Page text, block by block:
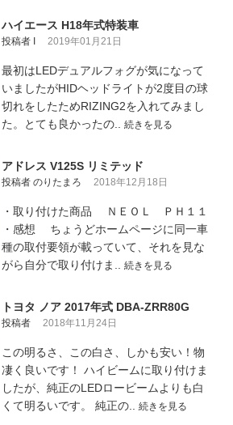
ハイエース H18年式特装車
投稿者 I 2019年01月21日
最初はLEDデュアルフォグが気になって
いましたがHIDヘッドライトが2度目の球
切れをしたためRIZING2を入れてみまし
た。とても良かったの.. 続きを見る
アドレス V125S リミテッド
投稿者 のりたまろ 2018年12月18日
・取り付けた商品 ＮＥＯＬ ＰＨ１１
・感想 ちょうどホームページに同一車
種の取付要領が載っていて、それを見な
がら自分で取り付けま.. 続きを見る
トヨタ ノア 2017年式 DBA-ZRR80G
投稿者 2018年11月24日
この明るさ、この白さ、しかも安い！物
凄く良いです！ ハイビームに取り付けま
したが、純正のLEDロービームよりも白
くて明るいです。 純正の.. 続きを見る